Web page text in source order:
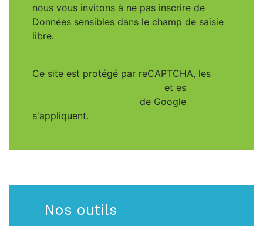
nous vous invitons à ne pas inscrire de
Données sensibles dans le champ de saisie
libre.
Ce site est protégé par reCAPTCHA, les
et es
de Google
s'appliquent.
Nos outils